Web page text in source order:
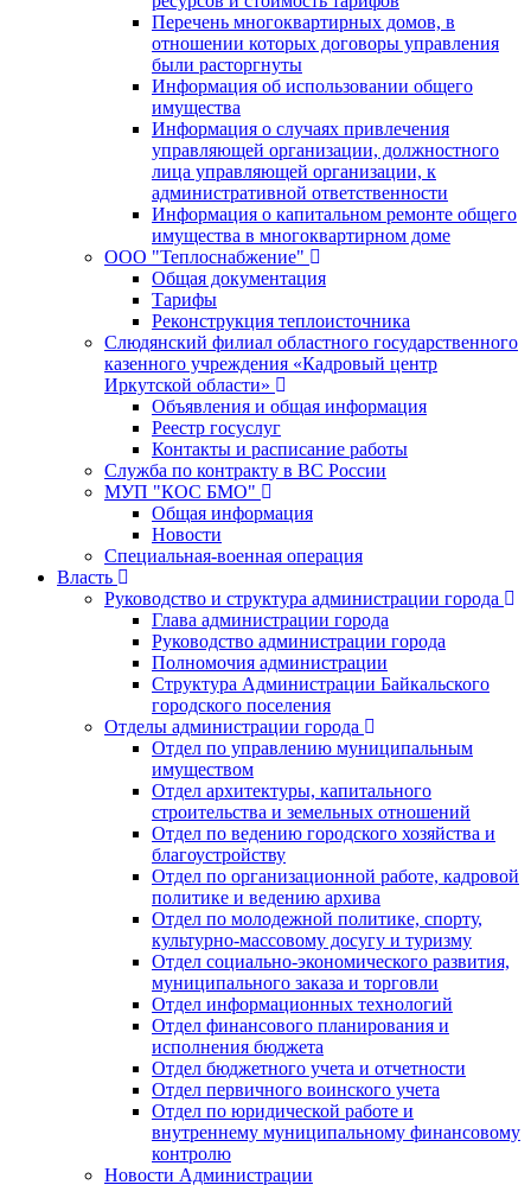
Перечень многоквартирных домов, в
отношении которых договоры управления
были расторгнуты
Информация об использовании общего
имущества
Информация о случаях привлечения
управляющей организации, должностного
лица управляющей организации, к
административной ответственности
Информация о капитальном ремонте общего
имущества в многоквартирном доме
ООО "Теплоснабжение"
Общая документация
Тарифы
Реконструкция теплоисточника
Слюдянский филиал областного государственного
казенного учреждения «Кадровый центр
Иркутской области»
Объявления и общая информация
Реестр госуслуг
Контакты и расписание работы
Служба по контракту в ВС России
МУП "КОС БМО"
Общая информация
Новости
Специальная-военная операция
Власть
Руководство и структура администрации города
Глава администрации города
Руководство администрации города
Полномочия администрации
Структура Администрации Байкальского
городского поселения
Отделы администрации города
Отдел по управлению муниципальным
имуществом
Отдел архитектуры, капитального
строительства и земельных отношений
Отдел по ведению городского хозяйства и
благоустройству
Отдел по организационной работе, кадровой
политике и ведению архива
Отдел по молодежной политике, спорту,
культурно-массовому досугу и туризму
Отдел социально-экономического развития,
муниципального заказа и торговли
Отдел информационных технологий
Отдел финансового планирования и
исполнения бюджета
Отдел бюджетного учета и отчетности
Отдел первичного воинского учета
Отдел по юридической работе и
внутреннему муниципальному финансовому
контролю
Новости Администрации